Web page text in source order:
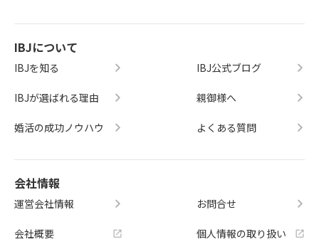
IBJについて
IBJを知る
IBJが選ばれる理由
婚活の成功ノウハウ
IBJ公式ブログ
親御様へ
よくある質問
会社情報
運営会社情報
会社概要
お問合せ
個人情報の取り扱い